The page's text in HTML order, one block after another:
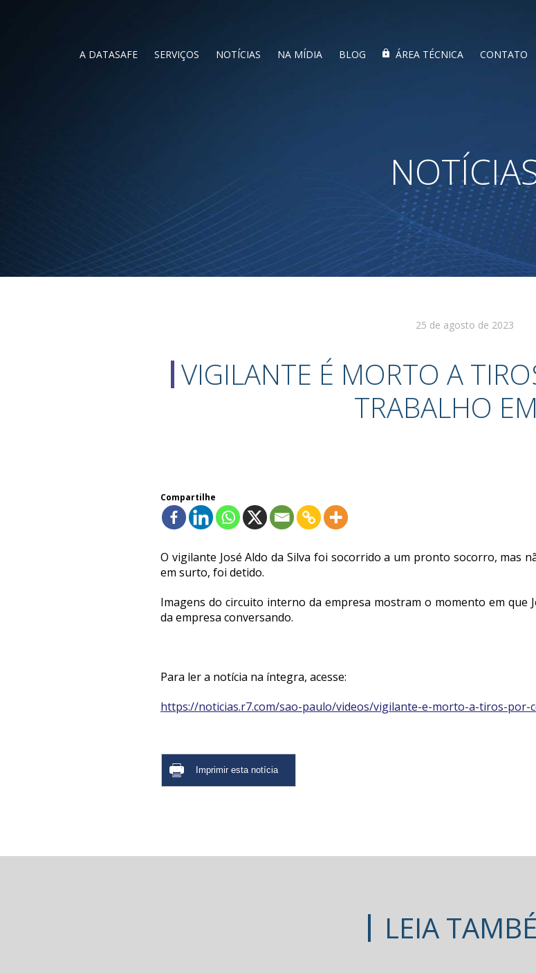
A DATASAFE SERVIÇOS NOTÍCIAS NA MÍDIA BLOG ÁREA TÉCNICA CONTATO
25 de agosto de 2023
VIGILANTE É MORTO A
TRABALHO
Compartilhe
O vigilante José Aldo da Silva foi socorrido a um pronto socorro, mas
em surto, foi detido.
Imagens do circuito interno da empresa mostram o momento em que
da empresa conversando.
Para ler a notícia na íntegra, acesse:
https://noticias.r7.com/sao-paulo/videos/vigilante-e-morto-a-tiros-por-
LEIA